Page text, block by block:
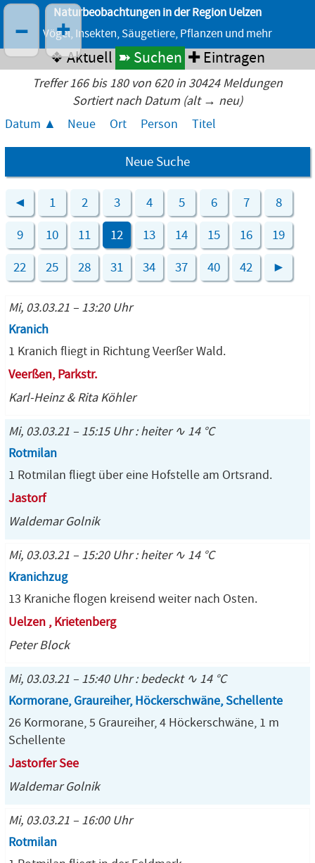
Naturbeobachtungen in der Region Uelzen
Vögel, Insekten, Säugetiere, Pflanzen und mehr
❖ Aktuell ➽ Suchen ✚ Eintragen
Treffer 166 bis 180 von 620 in 30424 Meldungen
Sortiert nach Datum (alt → neu)
Datum
Neue Ort Person Titel
Neue Suche
◄ 1 2 3 4 5 6 7 8
9 10 11 12 13 14 15 16 19
22 25 28 31 34 37 40 42 ►
Mi, 03.03.21 – 13:20 Uhr
Kranich
1 Kranich fliegt in Richtung Veerßer Wald.
Veerßen, Parkstr.
Karl-Heinz & Rita Köhler
Mi, 03.03.21 – 15:15 Uhr : heiter ∿ 14 °C
Rotmilan
1 Rotmilan fliegt über eine Hofstelle am Ortsrand.
Jastorf
Waldemar Golnik
Mi, 03.03.21 – 15:20 Uhr : heiter ∿ 14 °C
Kranichzug
13 Kraniche flogen kreisend weiter nach Osten.
Uelzen , Krietenberg
Peter Block
Mi, 03.03.21 – 15:40 Uhr : bedeckt ∿ 14 °C
Kormorane, Graureiher, Höckerschwäne, Schellente
26 Kormorane, 5 Graureiher, 4 Höckerschwäne, 1 m
Schellente
Jastorfer See
Waldemar Golnik
Mi, 03.03.21 – 16:00 Uhr
Rotmilan
– +